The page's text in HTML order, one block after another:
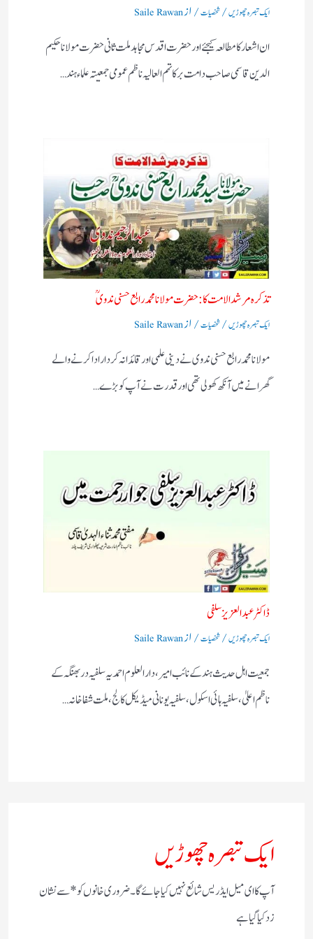
ایک تبصرہ چھوڑیں/شخصیات/ ازSaile Rawan
ان اشعار کا مطالعہ کیجئے اور حضرت اقدس مجاہد ملت ثانی حضرت مولانا حکیم
الدین قاسمی صاحب دامت برکاتہم العالیہ ناظم عمومی جمعیتہ علماء ہند…
تذکرہ مرشد الامت کا :حضرت مولانا محمد رابع حسنی ندویؒ
ایک تبصرہ چھوڑیں/شخصیات/ ازSaile Rawan
مولانا محمد رابع حسنی ندوی نے دینی علمی اور قائدانہ کردار ادا کرنے والے
گھرانے میں آنکھ کھولی تھی اور قدرت نے آپ کو بڑے…
ڈاکٹر عبد العزیزسلفی
ایک تبصرہ چھوڑیں/شخصیات/ ازSaile Rawan
جمعیت اہل حدیث ہند کے نائب امیر، دا رالعلوم احمدیہ سلفیہ دربھنگہ کے
ناظم اعلیٰ، سلفیہ ہائی اسکول ، سلفیہ یونانی میڈیکل کالج، ملت شفاخانہ…
ایک تبصرہ چھوڑیں
آپ کا ای میل ایڈریس شائع نہیں کیا جائے گا۔ضروری خانوں کو*سے نشان
زد کیا گیا ہے